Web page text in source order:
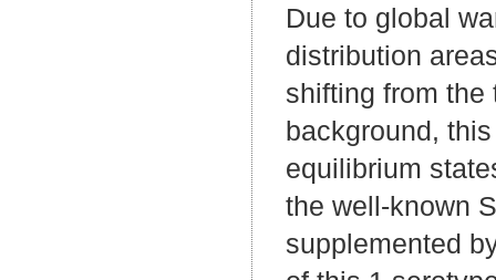
Due to global
distribution
shifting from the
background,
equilibrium
the well-known
supplemented